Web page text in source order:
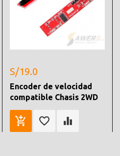
S/19.0
Encoder de velocidad
compatible Chasis 2WD